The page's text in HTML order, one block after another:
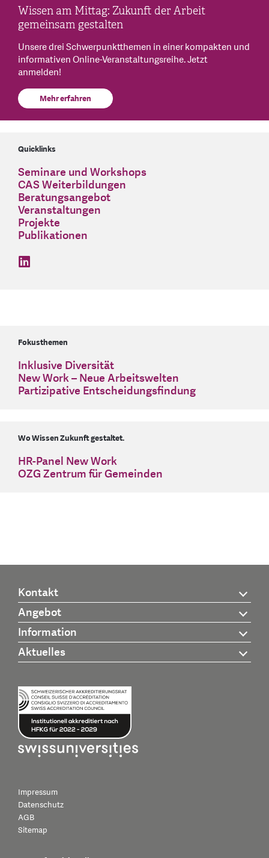
Wissen am Mittag: Zukunft der Arbeit
gemeinsam gestalten
Unsere drei Schwerpunktthemen in einer kompakten und
informativen Online-Veranstaltungsreihe. Jetzt
anmelden!
Mehr erfahren
Quicklinks
Seminare und Workshops
CAS Weiterbildungen
Beratungsangebot
Veranstaltungen
Projekte
Publikationen
find us on: linkedin
Fokusthemen
Inklusive Diversität
New Work – Neue Arbeitswelten
Partizipative Entscheidungsfindung
Wo Wissen Zukunft gestaltet.
HR-Panel New Work
OZG Zentrum für Gemeinden
Kontakt
Angebot
Information
Aktuelles
Impressum
Datenschutz
AGB
Sitemap